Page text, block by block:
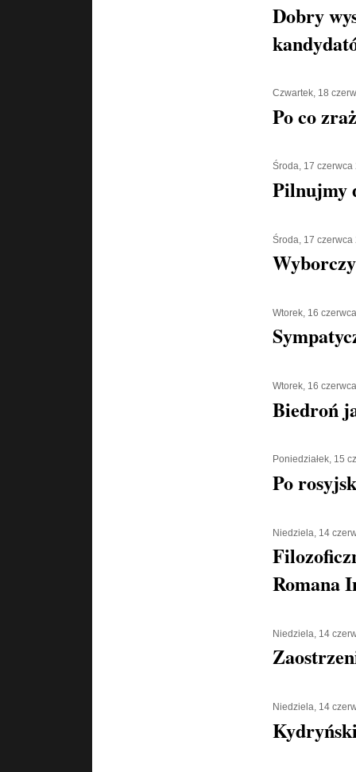
Dobry
Czwartek, 18
Po co
Środa, 17 czerwca
Pilnujmy
Środa, 17 czerwca
Wtorek, 16
Wtorek, 16
Biedroń
Poniedziałek, 15
Po
Niedziela, 14
Romana
Niedziela, 14
Niedziela, 14